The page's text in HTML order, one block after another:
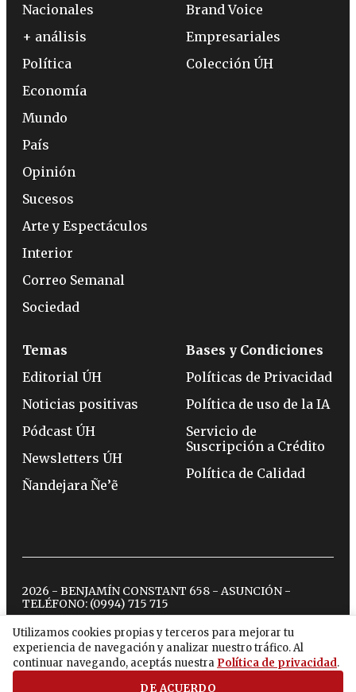
Utilizamos cookies propias y terceros para mejorar tu
experiencia de navegación y analizar nuestro tráfico. Al
continuar navegando, aceptás nuestra Política de privacidad.
DE ACUERDO
Nacionales
+ análisis
Política
Economía
Mundo
País
Opinión
Sucesos
Arte y Espectáculos
Interior
Correo Semanal
Sociedad
Brand Voice
Empresariales
Colección ÚH
Temas
Editorial ÚH
Noticias positivas
Pódcast ÚH
Newsletters ÚH
Ñandejara Ñe’ẽ
Bases y Condiciones
Políticas de Privacidad
Política de uso de la IA
Servicio de
Suscripción a Crédito
Política de Calidad
2026 - BENJAMÍN CONSTANT 658 - ASUNCIÓN -
TELÉFONO: (0994) 715 715
twitterinstagram
facebook
tiktokyoutubespotify